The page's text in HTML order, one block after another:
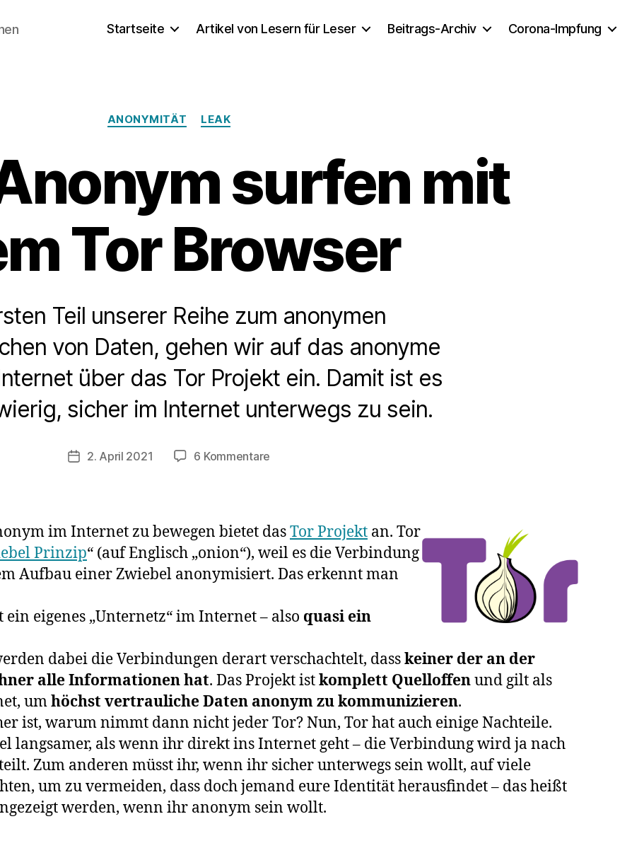
Startseite Artikel von Lesern für Leser Beitrags-Archiv Corona-Impfung
Kategorien
ANONYMITÄT LEAK
surfen mit
Tor Browser
Teil unserer Reihe zum anonymen
von Daten, gehen wir auf das anonyme
über das Tor Projekt ein. Damit ist es
sicher im Internet unterwegs zu sein.
Veröffentlichungsdatum
2. April 2021 6 Kommentare
surfen
mit
dem
Tor
im Internet zu bewegen bietet dasTor Projekt an. Tor
Prinzip“ (auf Englisch „onion“), weil es die Verbindung
Aufbau einer Zwiebel anonymisiert. Das erkennt man
eigenes „Unternetz“ im Internet – also quasi ein
dabei die Verbindungen derart verschachtelt, dasskeiner der an der
alle Informationen hat. Das Projekt istkomplett Quelloffenund gilt als
umhöchst vertrauliche Daten anonym zu kommunizieren.
ist, warum nimmt dann nicht jeder Tor? Nun, Tor hat auch einige Nachteile.
langsamer, als wenn ihr direkt ins Internet geht – die Verbindung wird ja nach
Zum anderen müsst ihr, wenn ihr sicher unterwegs sein wollt, auf viele
um zu vermeiden, dass doch jemand eure Identität herausfindet – das heißt
werden, wenn ihr anonym sein wollt.